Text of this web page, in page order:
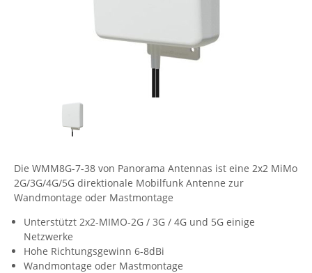
IP, WLAN & GSM Sensorik
IoT - Internet of Things
IPC, Industrielle Netzwerktechnik & WLAN
Industrielle Netzwerktechnik / Kommunikation
Wi-Fi - WLAN - Wireless
IT Netzwerktechnik / Kommunikation
Fokus Technologies
Gefen
Gude
Guntermann & Drunck
High Sec Labs
Die WMM8G-7-38 von Panorama Antennas ist eine 2x2 MiMo
2G/3G/4G/5G direktionale Mobilfunk Antenne zur
Wandmontage oder Mastmontage
Unterstützt 2x2-MIMO-2G / 3G / 4G und 5G einige
Netzwerke
Hohe Richtungsgewinn 6-8dBi
Wandmontage oder Mastmontage